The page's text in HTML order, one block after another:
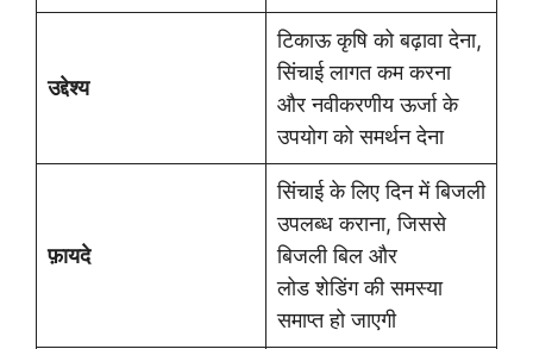
उद्देश्य
टिकाऊ कृषि को बढ़ावा देना,
सिंचाई लागत कम करना
और नवीकरणीय ऊर्जा के
उपयोग को समर्थन देना
फ़ायदे
सिंचाई के लिए दिन में बिजली
उपलब्ध कराना, जिससे
बिजली बिल और
लोड शेडिंग की समस्या
समाप्त हो जाएगी